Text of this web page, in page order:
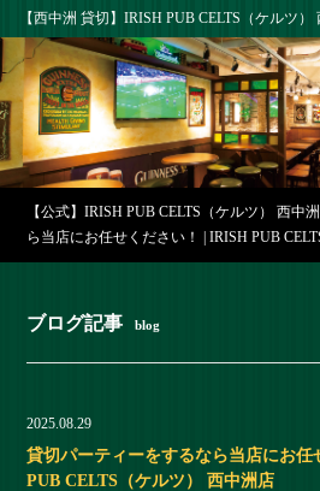
【西中洲 貸切】IRISH PUB CELTS（ケルツ）
【公式】IRISH PUB CELTS（ケルツ） 西中
ら当店にお任せください！ | IRISH PUB
ブログ記事 blog
2025.08.29
貸切パーティーをするなら当店にお
PUB CELTS（ケルツ） 西中洲店